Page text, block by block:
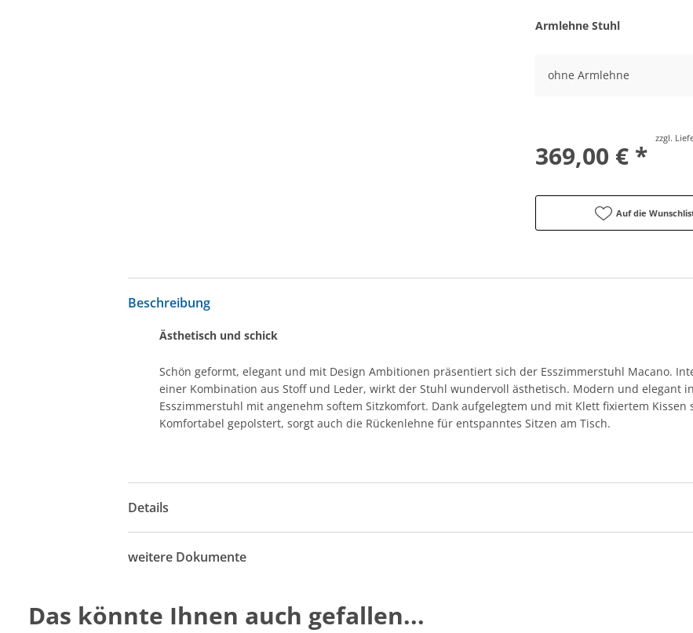
Armlehne Stuhl
ohne Armlehne
369,00 € *
zzgl.
Auf die
Beschreibung
Ästhetisch und schick
Schön geformt, elegant und mit Design Ambitionen präsentiert sich der Esszimmerstuhl Macano.
einer Kombination aus Stoff und Leder, wirkt der Stuhl wundervoll ästhetisch. Modern und elegant
Esszimmerstuhl mit angenehm softem Sitzkomfort. Dank aufgelegtem und mit Klett fixiertem Kissen
Komfortabel gepolstert, sorgt auch die Rückenlehne für entspanntes Sitzen am Tisch.
Details
weitere Dokumente
Das könnte Ihnen auch gefallen...